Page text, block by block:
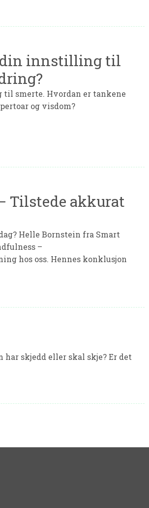
din innstilling til
til smerte. Hvordan er tankene
og visdom?
Tilstede akkurat
Helle Bornstein fra Smart
–
hos oss. Hennes konklusjon
har skjedd eller skal skje? Er det